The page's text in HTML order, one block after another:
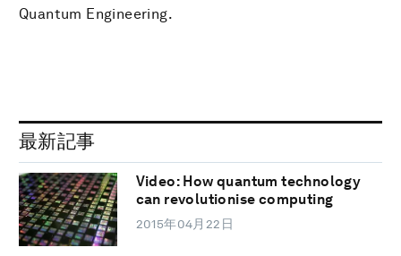
Quantum Engineering.
最新記事
Video: How quantum technology
can revolutionise computing
2015年04月22日